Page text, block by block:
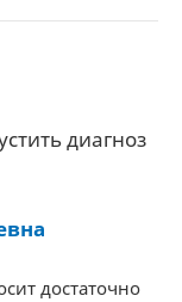
диагноз
достаточно